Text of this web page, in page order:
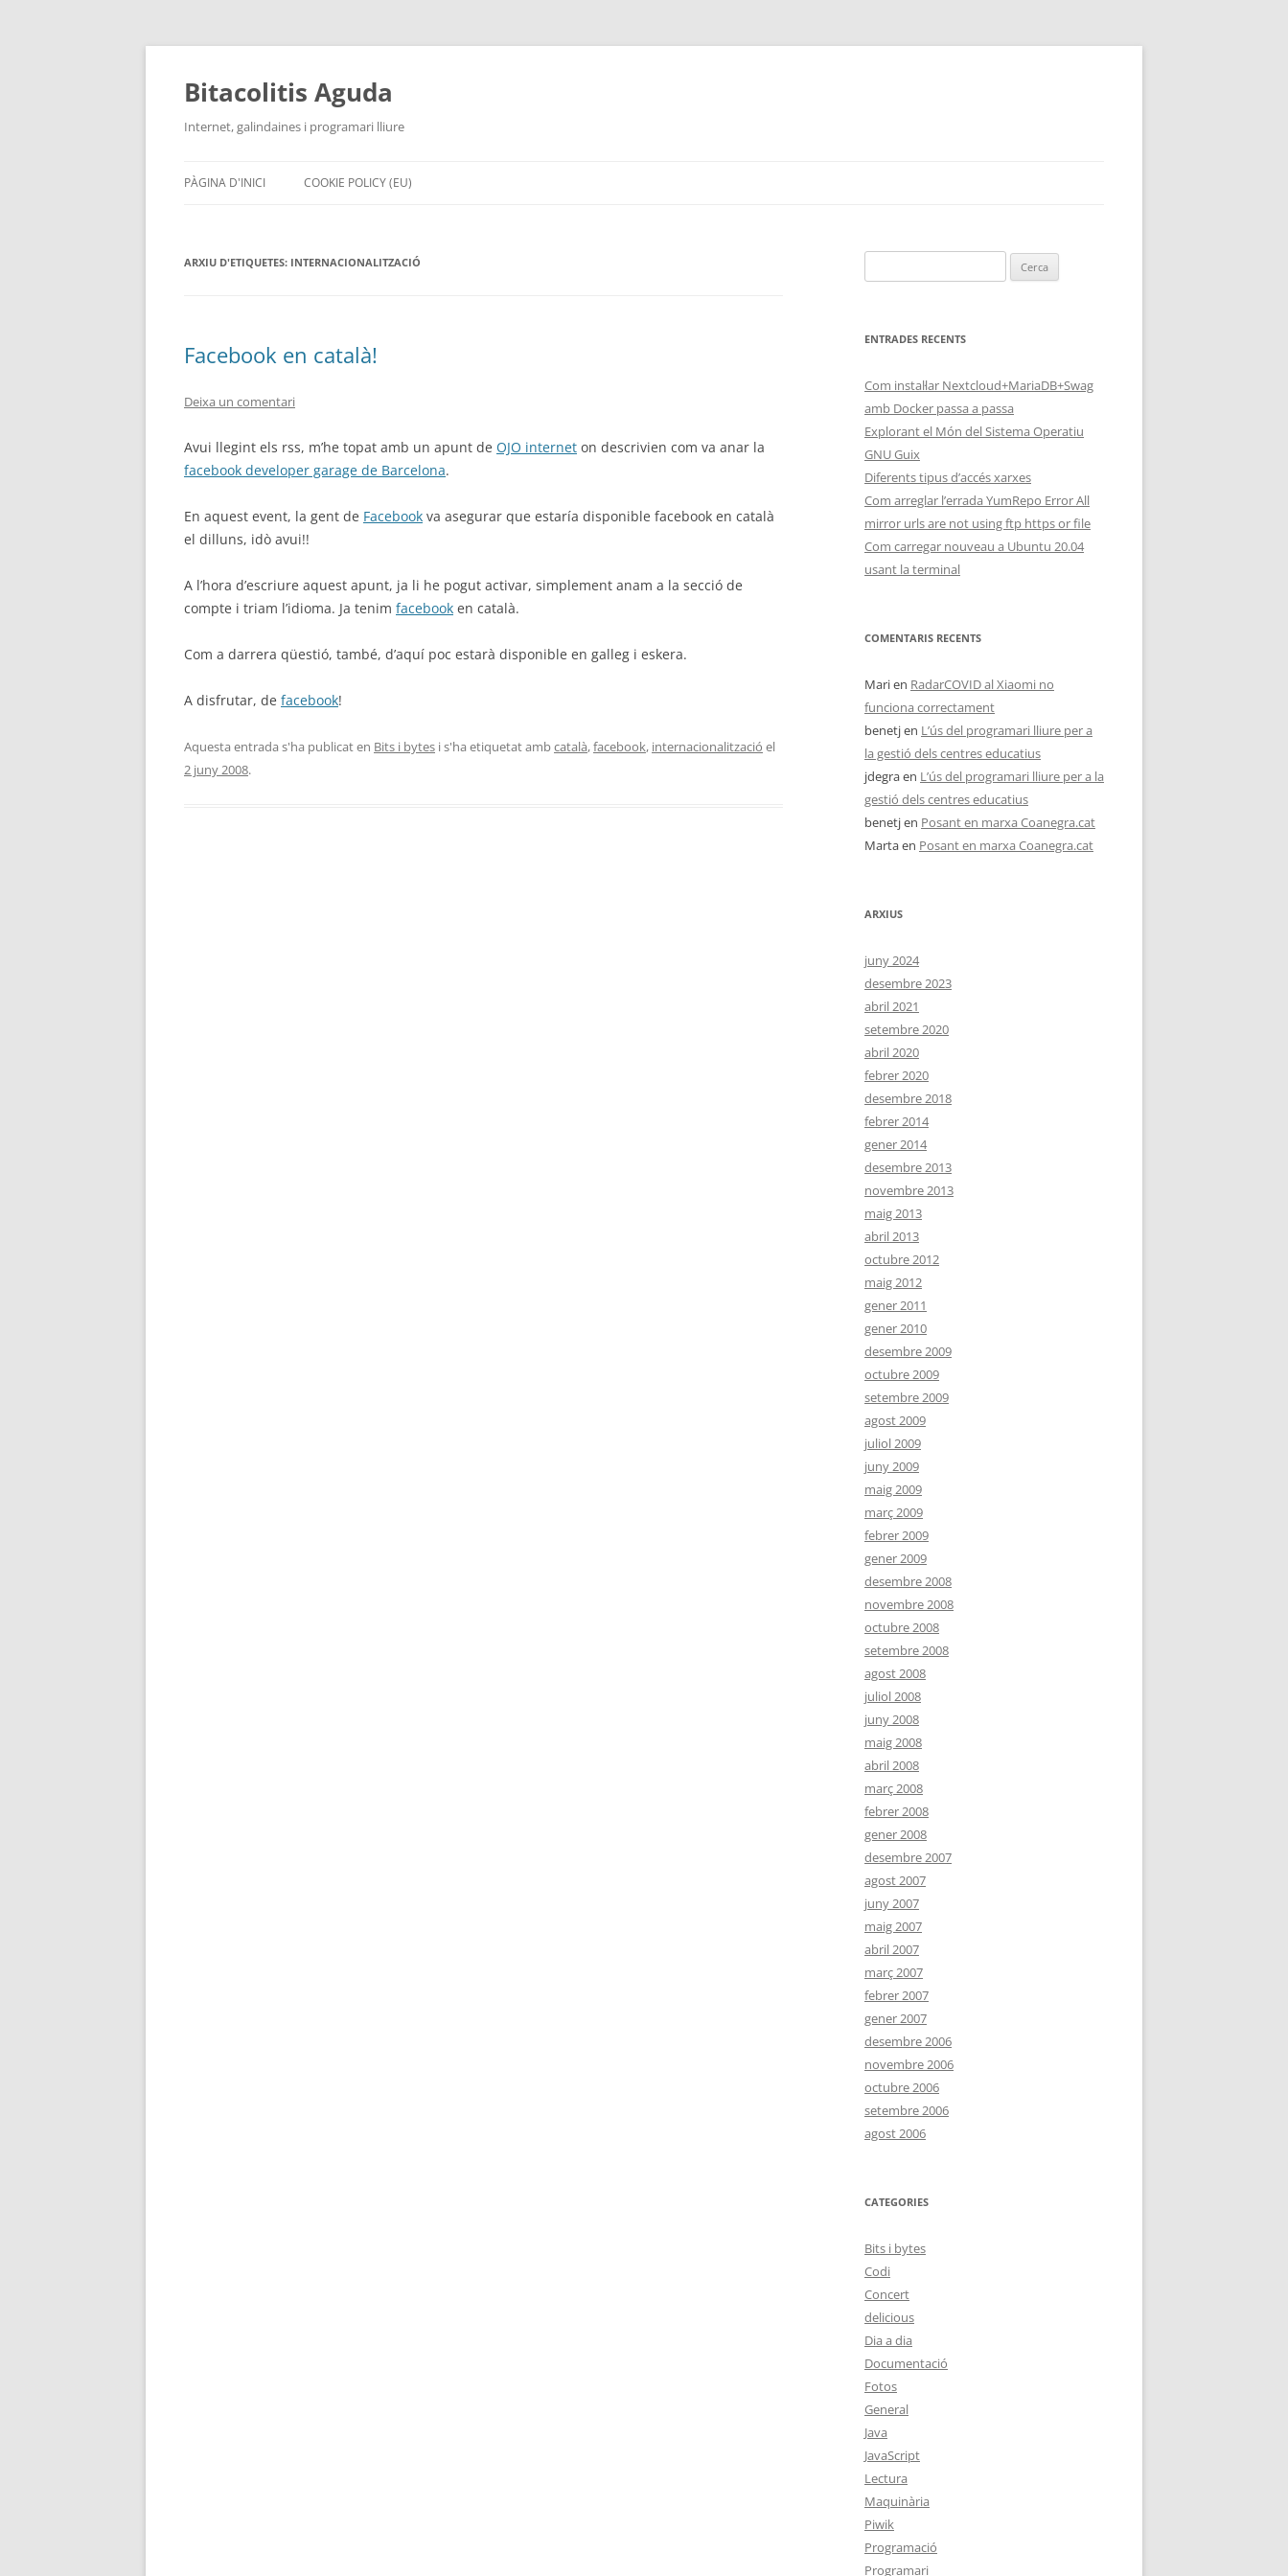
Vés
contingut
Bitacolitis Aguda
Internet, galindaines i programari lliure
PÀGINA D'INICI COOKIE POLICY (EU)
ARXIU D'ETIQUETES: INTERNACIONALITZACIÓ
Facebook en català!
Deixa un comentari
Avui llegint els rss, m’he topat amb un apunt de OJO internet on descrivien com va anar la
facebook developer garage de Barcelona.
En aquest event, la gent de Facebook va asegurar que estaría disponible facebook en català
el dilluns, idò avui!!
A l’hora d’escriure aquest apunt, ja li he pogut activar, simplement anam a la secció de
compte i triam l’idioma. Ja tenim facebook en català.
Com a darrera qüestió, també, d’aquí poc estarà disponible en galleg i eskera.
A disfrutar, de facebook!
Aquesta entrada s'ha publicat en Bits i bytes i s'ha etiquetat ambcatalà,facebook, internacionalització el
2 juny 2008.
ENTRADES RECENTS
Com instal·lar Nextcloud+MariaDB+Swag
amb Docker passa a passa
Explorant el Món del Sistema Operatiu
GNU Guix
Diferents tipus d’accés xarxes
Com arreglar l’errada YumRepo Error All
mirror urls are not using ftp https or file
Com carregar nouveau a Ubuntu 20.04
usant la terminal
COMENTARIS RECENTS
Marien RadarCOVID al Xiaomi no
funciona correctament
benetjen L’ús del programari lliure per a
la gestió dels centres educatius
jdegraen L’ús del programari lliure per a la
gestió dels centres educatius
benetjen Posant en marxa Coanegra.cat
Martaen Posant en marxa Coanegra.cat
ARXIUS
juny 2024
desembre 2023
abril 2021
setembre 2020
abril 2020
febrer 2020
desembre 2018
febrer 2014
gener 2014
desembre 2013
novembre 2013
maig 2013
abril 2013
octubre 2012
maig 2012
gener 2011
gener 2010
desembre 2009
octubre 2009
setembre 2009
agost 2009
juliol 2009
juny 2009
maig 2009
març 2009
febrer 2009
gener 2009
desembre 2008
novembre 2008
octubre 2008
setembre 2008
agost 2008
juliol 2008
juny 2008
maig 2008
abril 2008
març 2008
febrer 2008
gener 2008
desembre 2007
agost 2007
juny 2007
maig 2007
abril 2007
març 2007
febrer 2007
gener 2007
desembre 2006
novembre 2006
octubre 2006
setembre 2006
agost 2006
CATEGORIES
Bits i bytes
Codi
Concert
delicious
Dia a dia
Documentació
Fotos
General
Java
JavaScript
Lectura
Maquinària
Piwik
Programació
Programari